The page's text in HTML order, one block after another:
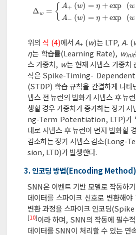
Δw = { A+ (w) = η +exp (w
A − (w) = η +exp (w
Δw =A + w=η+ex p w n it-w A-w
위의 식 (4)에서A+ (w)는 LTP, A-(
η는 학습률(Learning Rate), winit
스 가중치, w는 현재 시냅스 가중치
식은 Spike-Timing-
(STDP) 학습 규칙을 간결하게 나타
냅스 전 뉴런의 발화가 시냅스 후 뉴
생할 경우 가중치가 증가하는 장기
ng-Term Potentiation, LTP)가
대로 시냅스 후 뉴런이 먼저 발화할
감소하는 장기 시냅스 감소(Long-
sion, LTD)가 발생한다.
3. 인코딩 방법(Encoding Method)
SNN은 이벤트 기반 모델로 작동하
데이터를 스파이크 신호로 변환해야
변환 과정을 스파이크 인코딩
[10]이라 하며, SNN의 작동에 필수
데이터를 SNN이 처리할 수 있는 연